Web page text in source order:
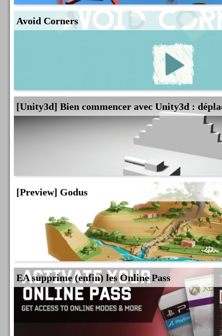
Avoid Corners
[Unity3d] Bien commencer avec Unity3d :
[Preview] Godus
EA supprime (enfin) les Online Pass